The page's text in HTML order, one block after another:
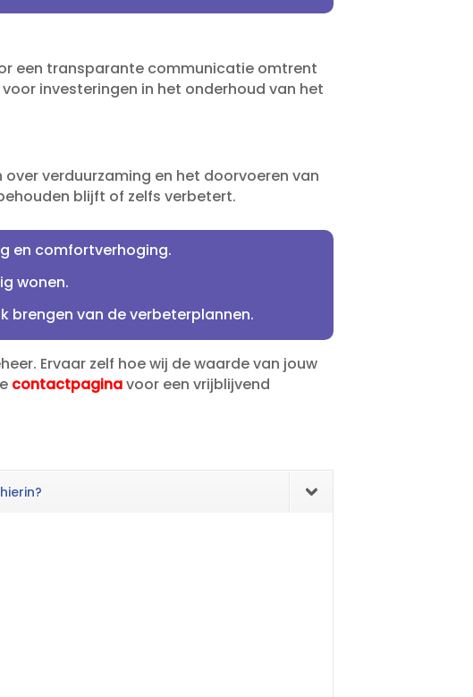
een transparante communicatie omtrent
investeringen in het onderhoud van het
verduurzaming en het doorvoeren van
blijft of zelfs verbetert.​
en comfortverhoging.​
wonen.​
brengen van de verbeterplannen.​
Ervaar zelf hoe wij de waarde van jouw
contactpaginavoor een vrijblijvend